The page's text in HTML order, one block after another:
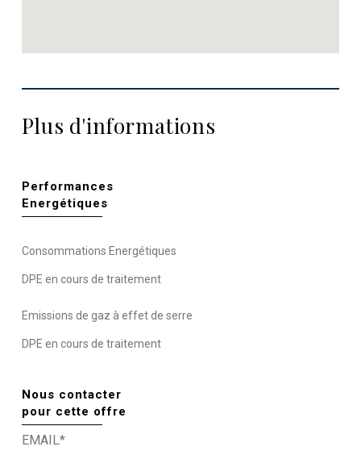
Plus d'informations
Performances
Energétiques
Consommations Energétiques
DPE en cours de traitement
Emissions de gaz à effet de serre
DPE en cours de traitement
Nous contacter
pour cette offre
EMAIL*